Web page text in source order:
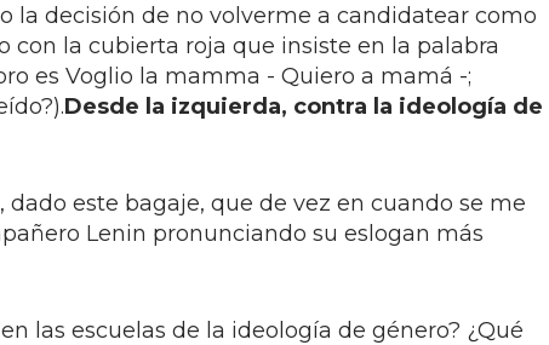
la decisión de no volverme a candidatear como
con la cubierta roja que insiste en la palabra
es Voglio la mamma - Quiero a mamá -;
Desde la izquierda, contra la ideología de
este bagaje, que de vez en cuando se me
Lenin pronunciando su eslogan más
las escuelas de la ideología de género? ¿Qué